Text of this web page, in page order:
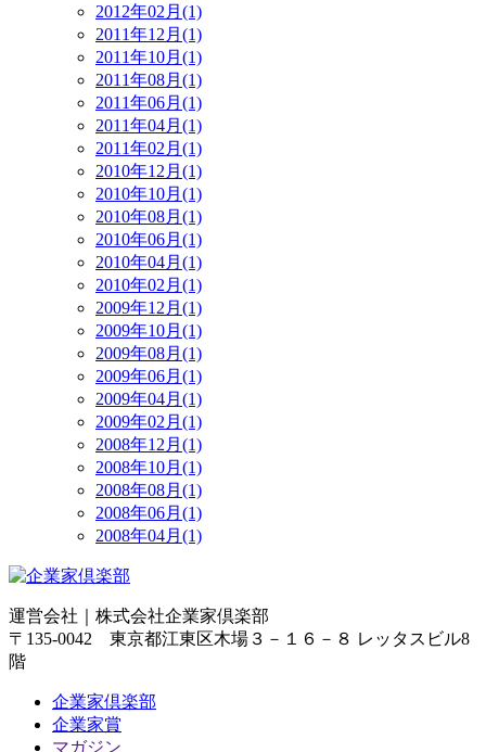
2012年02月(1)
2011年12月(1)
2011年10月(1)
2011年08月(1)
2011年06月(1)
2011年04月(1)
2011年02月(1)
2010年12月(1)
2010年10月(1)
2010年08月(1)
2010年06月(1)
2010年04月(1)
2010年02月(1)
2009年12月(1)
2009年10月(1)
2009年08月(1)
2009年06月(1)
2009年04月(1)
2009年02月(1)
2008年12月(1)
2008年10月(1)
2008年08月(1)
2008年06月(1)
2008年04月(1)
運営会社｜ 株式会社企業家倶楽部
〒135-0042 東京都江東区木場３－１６－８ レッタスビル8
階
企業家倶楽部
企業家賞
マガジン